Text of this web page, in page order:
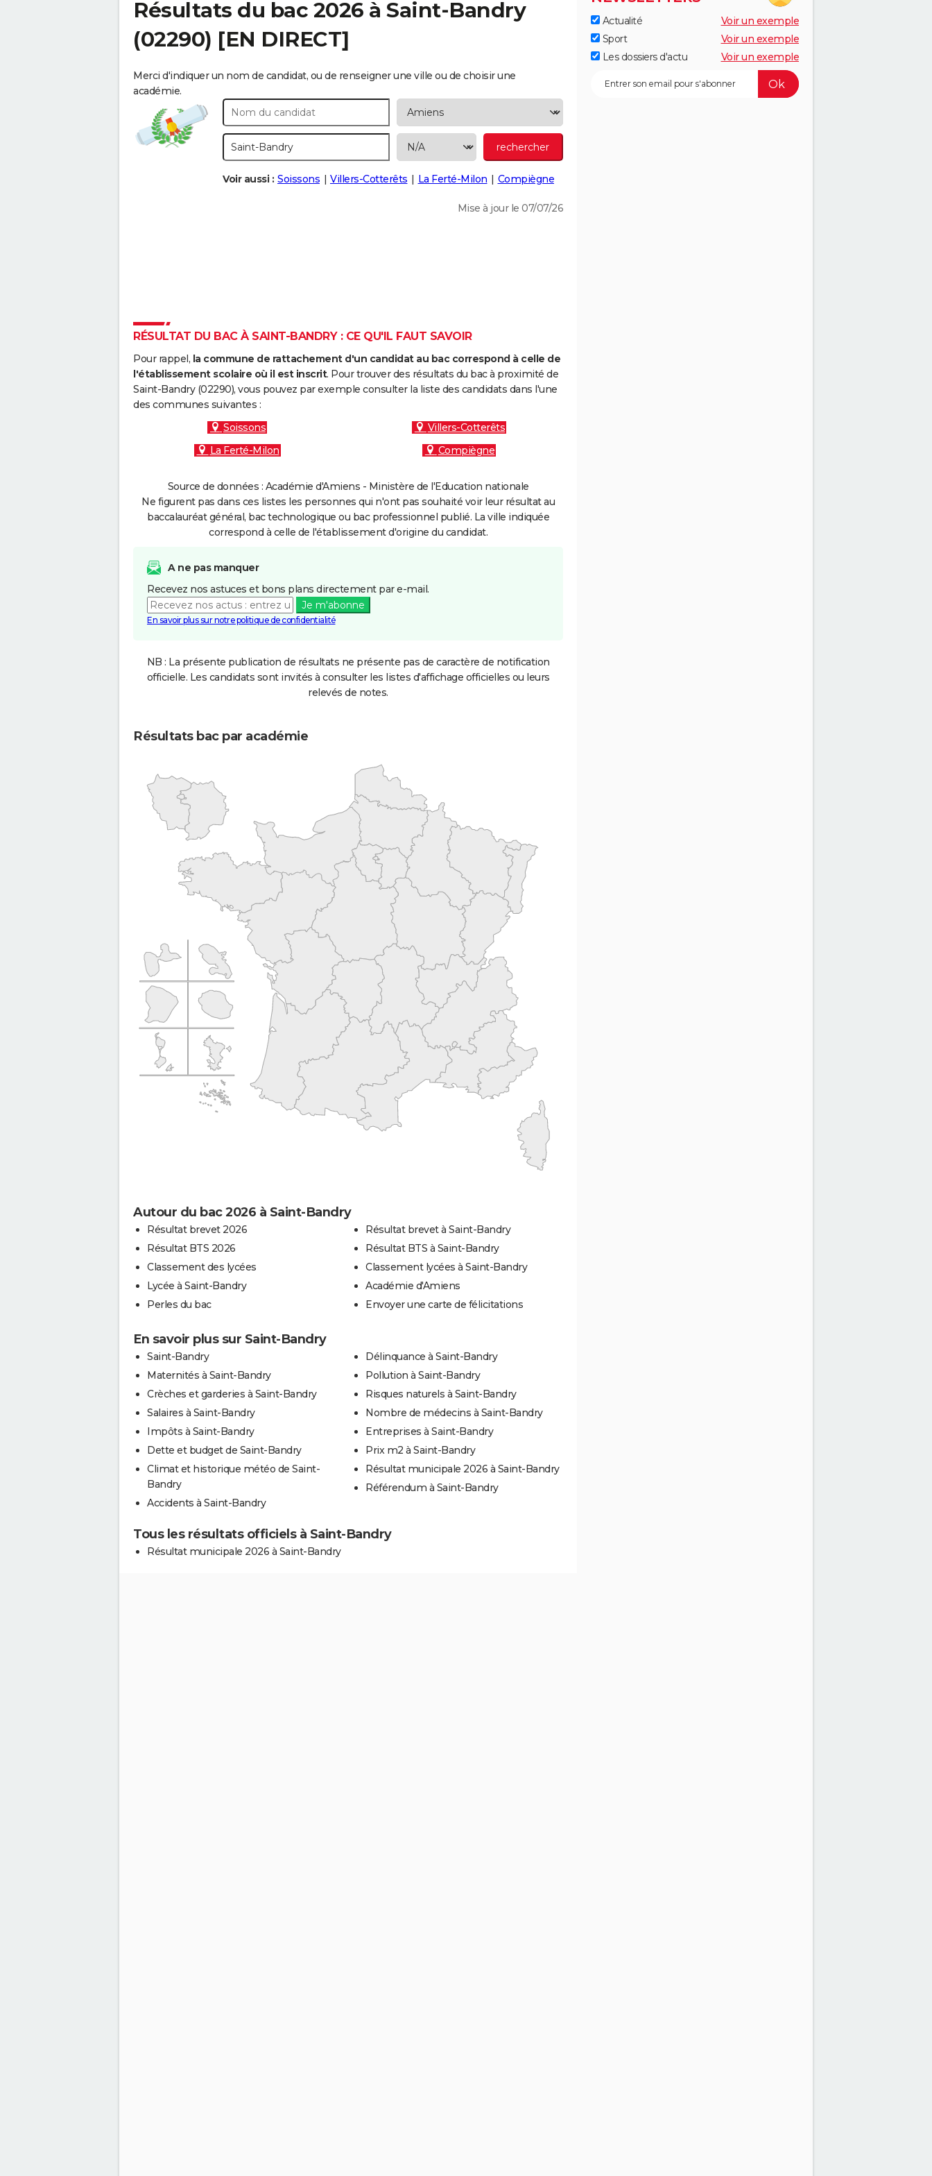
Résultats du bac 2026 à Saint-Bandry
(02290) [EN DIRECT]
Merci d'indiquer un nom de candidat, ou de renseigner une ville ou de choisir une
académie.
Voir aussi : Soissons Villers-Cotterêts La Ferté-Milon Compiègne
Mise à jour le 07/07/26
RÉSULTAT DU BAC À SAINT-BANDRY : CE QU'IL FAUT SAVOIR
Pour rappel, la commune de rattachement d'un candidat au bac correspond à celle de
l'établissement scolaire où il est inscrit. Pour trouver des résultats du bac à proximité de
Saint-Bandry (02290), vous pouvez par exemple consulter la liste des candidats dans l'une
des communes suivantes :
Soissons
Villers-Cotterêts
La Ferté-Milon
Compiègne
Source de données : Académie d'Amiens - Ministère de l'Education nationale
Ne figurent pas dans ces listes les personnes qui n'ont pas souhaité voir leur résultat au
baccalauréat général, bac technologique ou bac professionnel publié. La ville indiquée
correspond à celle de l'établissement d'origine du candidat.
A ne pas manquer
Recevez nos astuces et bons plans directement par e-mail.
Je m'abonne
En savoir plus sur notre politique de confidentialité
NB : La présente publication de résultats ne présente pas de caractère de notification
officielle. Les candidats sont invités à consulter les listes d'affichage officielles ou leurs
relevés de notes.
Résultats bac par académie
Autour du bac 2026 à Saint-Bandry
Résultat brevet 2026
Résultat BTS 2026
Classement des lycées
Lycée à Saint-Bandry
Perles du bac
Résultat brevet à Saint-Bandry
Résultat BTS à Saint-Bandry
Classement lycées à Saint-Bandry
Académie d'Amiens
Envoyer une carte de félicitations
En savoir plus sur Saint-Bandry
Saint-Bandry
Maternités à Saint-Bandry
Crèches et garderies à Saint-Bandry
Salaires à Saint-Bandry
Impôts à Saint-Bandry
Dette et budget de Saint-Bandry
Climat et historique météo de Saint-
Bandry
Accidents à Saint-Bandry
Délinquance à Saint-Bandry
Pollution à Saint-Bandry
Risques naturels à Saint-Bandry
Nombre de médecins à Saint-Bandry
Entreprises à Saint-Bandry
Prix m2 à Saint-Bandry
Résultat municipale 2026 à Saint-Bandry
Référendum à Saint-Bandry
Tous les résultats officiels à Saint-Bandry
Résultat municipale 2026 à Saint-Bandry
Actualité
Voir un exemple
Sport
Voir un exemple
Les dossiers d'actu
Voir un exemple